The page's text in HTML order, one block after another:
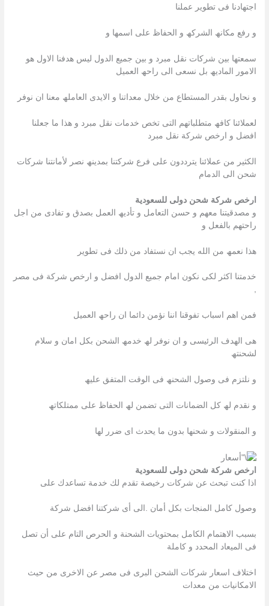
اجتھادنا فى تطویر عملنا
و رفع مكانھ الشركھ و الحفاظ على اسمھا و
سمعتھا بین شركات نقل مبرد و بین جمیع الدول لیس ھدفنا الاول ھو
الامور المادیھ بل نسعى الى راحھ العمیل
و نحاول بقدر المستطاع من خلال معداتنا و الایدى العاملھ معنا ان نوفر
لعملائنا كافھ متطلباتھم التى تخص خدمات نقل مبرد و ھذا ما جعلنا
افضل و ارخص شركة نقل مبرد
الكثیر من عملائنا یترددون على فرع شركتنا بمدینھ نصر لأمانتنا شركات
شحن الى الدمام
ارخص شركة شحن دولى للسعودية
و مصدقیتنا معھم و حسن التعامل و تأدیھ العمل بصدق و تفادى من اجل
راحتھم بالفعل و
ھذا نعمھ من الله یجب ان نستفاد من ذلك فى تطویر
خدمتنا اكثر لكى نكون امام جمیع الدول افضل و ارخص شركة فى مصر
,
فمن اھم اسباب تفوقنا اننا نؤمن دائما ان راحھ العمیل
ھى الھدف الرئیسى و ان نوفر لھ خدمھ الشحن بكل امان و سلام
لشحنتھ
و نلتزم فى وصول الشحنھ فى الوقت المتفق علیھ
و نقدم لھ كل الضمانات التى تضمن لھ الحفاظ على ممتلكاتھ
و المنقولات و شحنھا بدون ما یحدث اى ضرر لھا
ارخص شركة شحن دولى للسعودية
اذا كنت تبحث عن شركات رخیصة تقدم لك خدمة تساعدك على
وصول كامل المنجات بكل أمان .الى أى شركتنا افضل شركة
بسبب الاھتمام الكامل بمحتویات الشحنة و الحرص التام على أن تصل
فى المیعاد المحدد و كاملة
اختلاف اسعار شركات الشحن البرى فى مصر عن الاخرى من حیث
الامكانیات من معدات